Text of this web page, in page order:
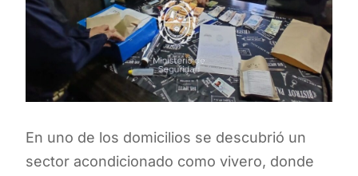
En uno de los domicilios se descubrió un
sector acondicionado como vivero, donde